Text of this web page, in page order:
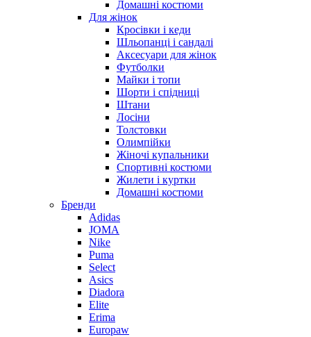
Домашні костюми
Для жінок
Кросівки і кеди
Шльопанці і сандалі
Аксесуари для жінок
Футболки
Майки і топи
Шорти і спідниці
Штани
Лосіни
Толстовки
Олимпійки
Жіночі купальники
Спортивні костюми
Жилети і куртки
Домашні костюми
Бренди
Adidas
JOMA
Nike
Puma
Select
Asics
Diadora
Elite
Erima
Europaw